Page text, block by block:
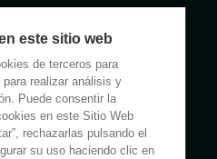
855 100
este sitio web
de terceros para
para realizar análisis y
Puede consentir la
en este Sitio Web
rechazarlas pulsando el
su uso haciendo clic en